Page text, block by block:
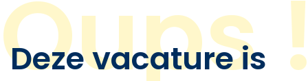
Deze vacature is